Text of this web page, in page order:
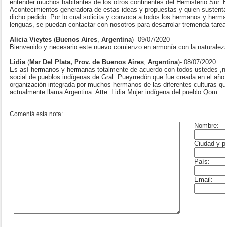
entender muchos habitantes de los otros continentes del Hemisferio Sur.
Acontecimientos generadora de estas ideas y propuestas y quien
dicho pedido. Por lo cual solicita y convoca a todos los hermanos y
lenguas, se puedan contactar con nosotros para desarrolar tremenda
Alicia Vieytes (Buenos Aires Argentina)- 09/07/2020
Bienvenido y necesario este nuevo comienzo en armonía con la
Lidia (Mar Del Plata, Prov. de Buenos Aires Argentina)- 08/07/2020
Es así hermanos y hermanas totalmente de acuerdo con todos ustedes
social de pueblos indígenas de Gral. Pueyrredón que fue creada en el
organización integrada por muchos hermanos de las diferentes culturas
actualmente llama Argentina. Atte. Lidia Mujer indígena del pueblo Qom.
Comentá esta nota: